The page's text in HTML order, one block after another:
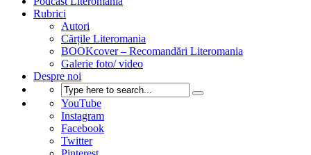
Rubrici
Autori
Cărțile Literomania
BOOKcover – Recomandări Literomania
Galerie foto/ video
Despre noi
YouTube
Instagram
Facebook
Twitter